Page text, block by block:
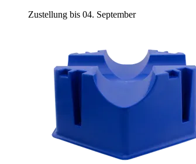
Zustellung bis 04. September